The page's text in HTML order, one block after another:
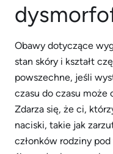
Obawy dotyczące
stan skóry i kształt
powszechne, jeśli
czasu do czasu
Zdarza się, że ci,
naciski, takie jak
członków rodziny pod